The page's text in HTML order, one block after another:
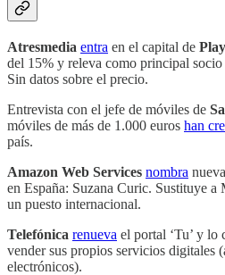
Atresmedia entra en el capital de
del 15% y releva como principal
Sin datos sobre el precio.
Entrevista con el jefe de móviles de
móviles de más de 1.000 euros han
país.
Amazon Web Services nombra
en España: Suzana Curic. Sustituye
un puesto internacional.
Telefónica renueva el portal ‘Tu’ y lo
vender sus propios servicios digitales
electrónicos).